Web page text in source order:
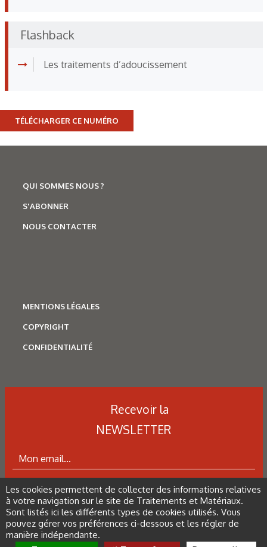
Flashback
Les traitements d’adoucissement
TÉLÉCHARGER CE NUMÉRO
QUI SOMMES NOUS ?
S'ABONNER
NOUS CONTACTER
MENTIONS LÉGALES
COPYRIGHT
CONFIDENTIALITÉ
Recevoir la
NEWSLETTER
ABONNEZ-VOUS À LA NEWSLETTER
Tous droits réservés
Les cookies permettent de collecter des informations relatives
à votre navigation sur le site de Traitements et Matériaux.
Sont listés ici les différents types de cookies utilisés. Vous
pouvez gérer vos préférences ci-dessous et les régler de
manière indépendante.